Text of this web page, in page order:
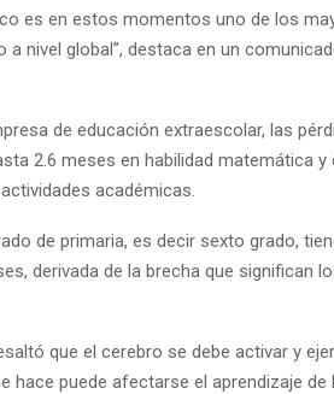
es en estos momentos uno de los
a nivel global”, destaca en un
de educación extraescolar, las
2.6 meses en habilidad matemática
académicas.
de primaria, es decir sexto grado,
derivada de la brecha que significan
que el cerebro se debe activar y
hace puede afectarse el aprendizaje